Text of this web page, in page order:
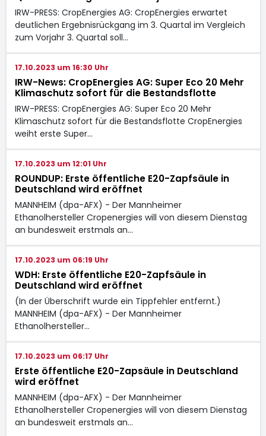
IRW-PRESS: CropEnergies AG: CropEnergies erwartet
deutlichen Ergebnisrückgang im 3. Quartal im Vergleich
zum Vorjahr 3. Quartal soll…
17.10.2023 um 16:30 Uhr
IRW-News: CropEnergies AG: Super Eco 20 Mehr
Klimaschutz sofort für die Bestandsflotte
IRW-PRESS: CropEnergies AG: Super Eco 20 Mehr
Klimaschutz sofort für die Bestandsflotte CropEnergies
weiht erste Super…
17.10.2023 um 12:01 Uhr
ROUNDUP: Erste öffentliche E20-Zapfsäule in
Deutschland wird eröffnet
MANNHEIM (dpa-AFX) - Der Mannheimer
Ethanolhersteller Cropenergies will von diesem Dienstag
an bundesweit erstmals an…
17.10.2023 um 06:19 Uhr
WDH: Erste öffentliche E20-Zapfsäule in
Deutschland wird eröffnet
(In der Überschrift wurde ein Tippfehler entfernt.)
MANNHEIM (dpa-AFX) - Der Mannheimer
Ethanolhersteller…
17.10.2023 um 06:17 Uhr
Erste öffentliche E20-Zapsäule in Deutschland
wird eröffnet
MANNHEIM (dpa-AFX) - Der Mannheimer
Ethanolhersteller Cropenergies will von diesem Dienstag
an bundesweit erstmals an…